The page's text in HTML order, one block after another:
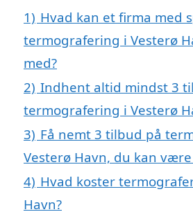
1) Hvad kan et firma med
termografering i Vesterø
med?
2) Indhent altid mindst 3
termografering i Vesterø
3) Få nemt 3 tilbud på
Vesterø Havn, du kan
4) Hvad koster
Havn?